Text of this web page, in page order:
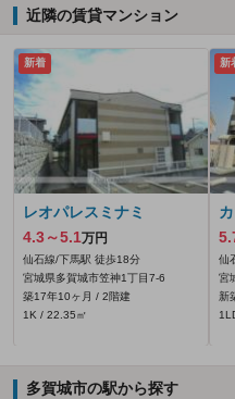
近隣の賃貸マンション
新着
レオパレスミナミ
4.3～5.1万円
仙石線/下馬駅 徒歩18分
宮城県多賀城市笠神1丁目7-6
築17年10ヶ月 / 2階建
1K / 22.35㎡
新
仙
宮
新
多賀城市の駅から探す